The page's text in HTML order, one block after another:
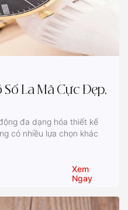
Số La Mã Cực Đẹp,
đa dạng hóa thiết kế
có nhiều lựa chọn khác
Xem
Ngay